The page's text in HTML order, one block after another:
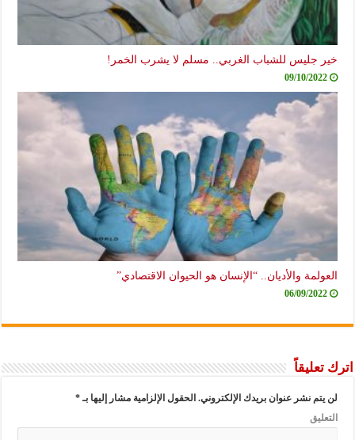
خير جليس للشباب الغربي.. مسلم لا يشرب الخمر!
09/10/2022
العولمة والأديان.. “الإنسان هو الحيوان الاقتصادي”
06/09/2022
اترك تعليقاً
لن يتم نشر عنوان بريدك الإلكتروني. الحقول الإلزامية مشار إليها بـ*
التعليق